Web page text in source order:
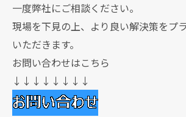
一度弊社にご相談ください。
現場を下見の上、より良い解決策をプ
いただきます。
お問い合わせはこちら
↓↓↓↓↓↓↓↓